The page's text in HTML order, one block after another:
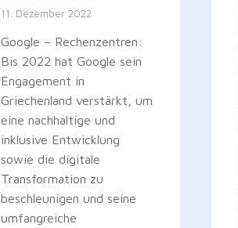
11. Dezember 2022
Google – Rechenzentren:
Bis 2022 hat Google sein
Engagement in
Griechenland verstärkt, um
eine nachhaltige und
inklusive Entwicklung
sowie die digitale
Transformation zu
beschleunigen und seine
umfangreiche